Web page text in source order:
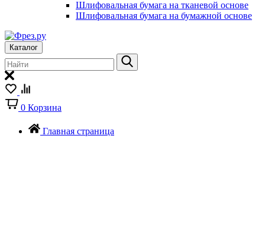
Шлифовальная бумага на тканевой основе
Шлифовальная бумага на бумажной основе
Каталог
0 Корзина
Главная страница